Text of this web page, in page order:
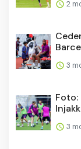
2
3
Foto:
3